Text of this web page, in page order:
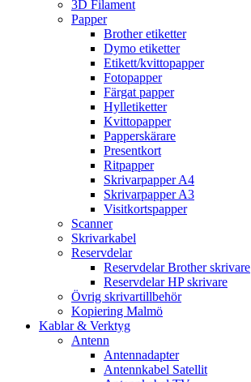
3D Filament
Papper
Brother etiketter
Dymo etiketter
Etikett/kvittopapper
Fotopapper
Färgat papper
Hylletiketter
Kvittopapper
Papperskärare
Presentkort
Ritpapper
Skrivarpapper A4
Skrivarpapper A3
Visitkortspapper
Scanner
Skrivarkabel
Reservdelar
Reservdelar Brother skrivare
Reservdelar HP skrivare
Övrig skrivartillbehör
Kopiering Malmö
Kablar & Verktyg
Antenn
Antennadapter
Antennkabel Satellit